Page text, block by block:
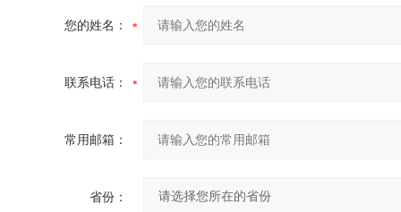
您的姓名：
联系电话：
常用邮箱：
省份：